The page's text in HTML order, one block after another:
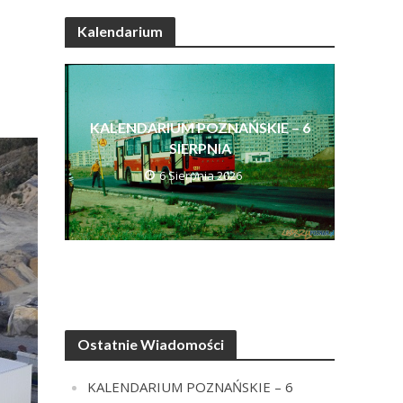
Kalendarium
KALENDARIUM POZNAŃSKIE – 6
SIERPNIA
6 Sierpnia 2026
Ostatnie Wiadomości
KALENDARIUM POZNAŃSKIE – 6